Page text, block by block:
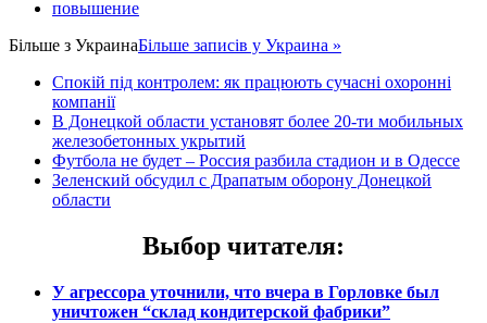
повышение
Більше з УкраинаБільше записів у Украина »
Спокій під контролем: як працюють сучасні охоронні
компанії
В Донецкой области установят более 20-ти мобильных
железобетонных укрытий
Футбола не будет – Россия разбила стадион и в Одессе
Зеленский обсудил с Драпатым оборону Донецкой
области
Выбор читателя:
У агрессора уточнили, что вчера в Горловке был
уничтожен “склад кондитерской фабрики”